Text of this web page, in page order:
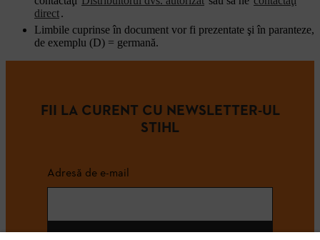
direct.
Limbile cuprinse în document vor fi prezentate şi în paranteze,
de exemplu (D) = germană.
FII LA CURENT CU NEWSLETTER-UL
STIHL
Adresă de e-mail